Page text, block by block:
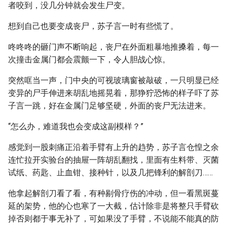
者咬到，没几分钟就会发生尸变。
想到自己也要变成丧尸，苏子言一时有些慌了。
咚咚咚的砸门声不断响起，丧尸在外面粗暴地推搡着，每一
次撞击金属门都会震颤一下，令人胆战心惊。
突然哐当一声，门中央的可视玻璃窗被敲破，一只明显已经
变异的尸手伸进来胡乱地摇晃着，那狰狞恐怖的样子吓了苏
子言一跳，好在金属门足够坚硬，外面的丧尸无法进来。
“怎么办，难道我也会变成这副模样？”
感觉到一股刺痛正沿着手臂有上升的趋势，苏子言仓惶之余
连忙拉开实验台的抽屉一阵胡乱翻找，里面有生料带、灭菌
试纸、药匙、止血钳、接种针，以及几把锋利的解剖刀……
他拿起解剖刀看了看，有种剔骨疗伤的冲动，但一看黑斑蔓
延的架势，他的心也寒了一大截，估计除非是将整只手臂砍
掉否则都于事无补了，可如果没了手臂，不说能不能真的防